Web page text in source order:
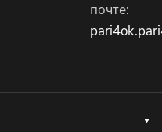
почте: